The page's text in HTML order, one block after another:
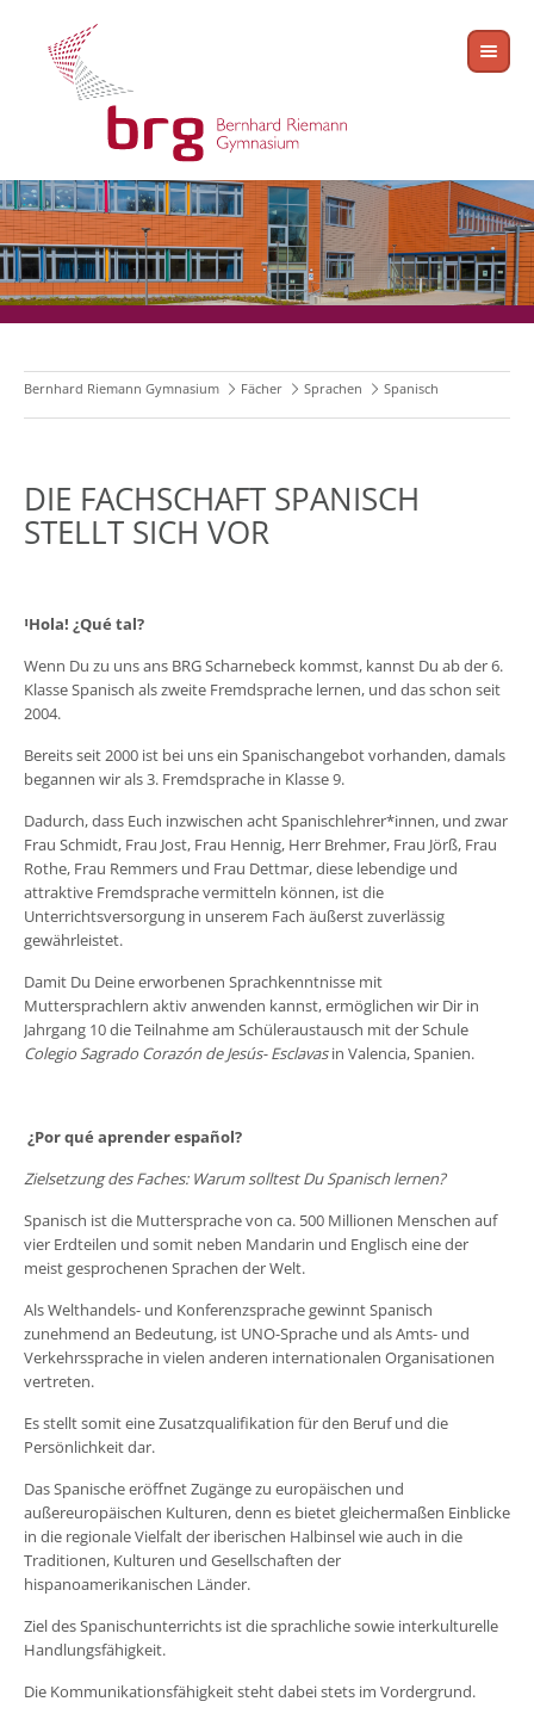
Bernhard Riemann Gymnasium Fächer Sprachen Spanisch
DIE FACHSCHAFT SPANISCH
STELLT SICH VOR
ꜟHola! ¿Qué tal?
Wenn Du zu uns ans BRG Scharnebeck kommst, kannst Du ab der 6.
Klasse Spanisch als zweite Fremdsprache lernen, und das schon seit
2004.
Bereits seit 2000 ist bei uns ein Spanischangebot vorhanden, damals
begannen wir als 3. Fremdsprache in Klasse 9.
Dadurch, dass Euch inzwischen acht Spanischlehrer*innen, und zwar
Frau Schmidt, Frau Jost, Frau Hennig, Herr Brehmer, Frau Jörß, Frau
Rothe, Frau Remmers und Frau Dettmar, diese lebendige und
attraktive Fremdsprache vermitteln können, ist die
Unterrichtsversorgung in unserem Fach äußerst zuverlässig
gewährleistet.
Damit Du Deine erworbenen Sprachkenntnisse mit
Muttersprachlern aktiv anwenden kannst, ermöglichen wir Dir in
Jahrgang 10 die Teilnahme am Schüleraustausch mit der Schule
Colegio Sagrado Corazón de Jesús- Esclavasin Valencia, Spanien.
¿Por qué aprender español?
Zielsetzung des Faches: Warum solltest Du Spanisch lernen?
Spanisch ist die Muttersprache von ca. 500 Millionen Menschen auf
vier Erdteilen und somit neben Mandarin und Englisch eine der
meist gesprochenen Sprachen der Welt.
Als Welthandels- und Konferenzsprache gewinnt Spanisch
zunehmend an Bedeutung, ist UNO-Sprache und als Amts- und
Verkehrssprache in vielen anderen internationalen Organisationen
vertreten.
Es stellt somit eine Zusatzqualifikation für den Beruf und die
Persönlichkeit dar.
Das Spanische eröffnet Zugänge zu europäischen und
außereuropäischen Kulturen, denn es bietet gleichermaßen Einblicke
in die regionale Vielfalt der iberischen Halbinsel wie auch in die
Traditionen, Kulturen und Gesellschaften der
hispanoamerikanischen Länder.
Ziel des Spanischunterrichts ist die sprachliche sowie interkulturelle
Handlungsfähigkeit.
Die Kommunikationsfähigkeit steht dabei stets im Vordergrund.